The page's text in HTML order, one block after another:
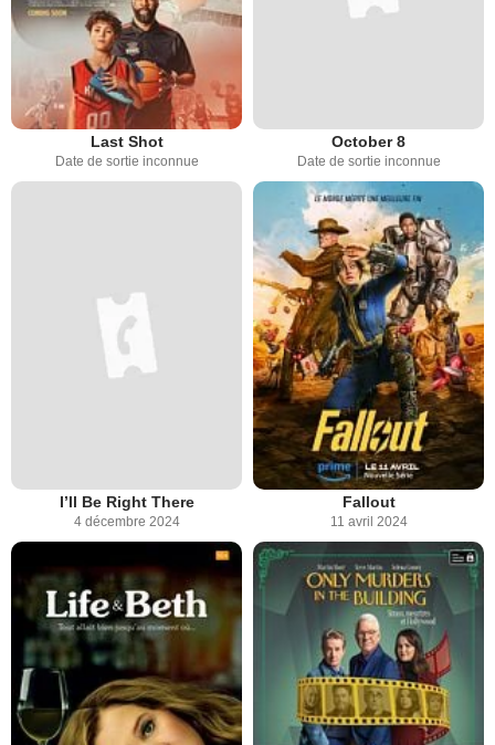
Last Shot
Date de sortie inconnue
October 8
Date de sortie inconnue
I’ll Be Right There
4 décembre 2024
Fallout
11 avril 2024